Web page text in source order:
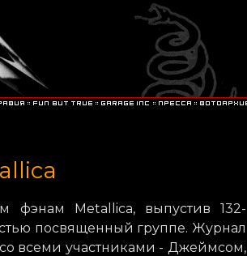
фэнам Metallica, выпустив 132-
посвященный группе. Журнал
всеми участниками - Джеймсом,